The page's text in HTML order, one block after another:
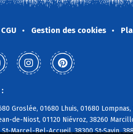
CGU Gestion des cookies
Groslée, 01680 Lhuis, 01680
de-Niost, 01120 Niévroz, 38260
Marcel-Bel-Accueil, 38300 St-Savin,